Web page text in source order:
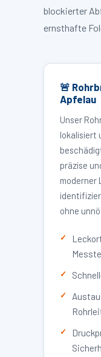
blockierter
ernsthafte
🚨
Apfelau
Unser
lokalisiert
präzise
moderner
ohne